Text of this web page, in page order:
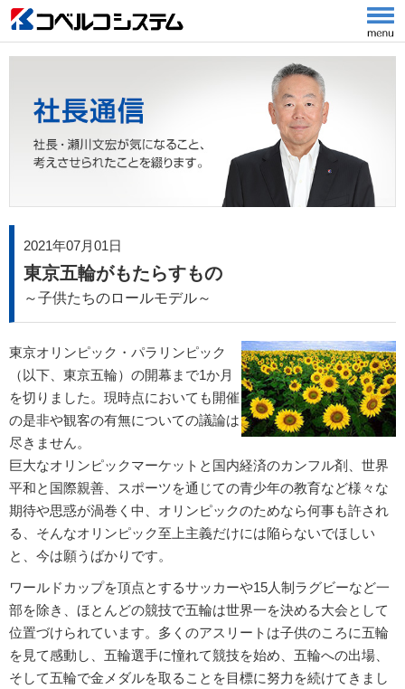
2021年07月01日
東京五輪がもたらすもの
～子供たちのロールモデル～
東京オリンピック・パラリンピック
（以下、東京五輪）の開幕まで1か月
を切りました。現時点においても開催
の是非や観客の有無についての議論は
尽きません。
巨大なオリンピックマーケットと国内経済のカンフル剤、世界
平和と国際親善、スポーツを通じての青少年の教育など様々な
期待や思惑が渦巻く中、オリンピックのためなら何事も許され
る、そんなオリンピック至上主義だけには陥らないでほしい
と、今は願うばかりです。
ワールドカップを頂点とするサッカーや15人制ラグビーなど一
部を除き、ほとんどの競技で五輪は世界一を決める大会として
位置づけられています。多くのアスリートは子供のころに五輪
を見て感動し、五輪選手に憧れて競技を始め、五輪への出場、
そして五輪で金メダルを取ることを目標に努力を続けてきまし